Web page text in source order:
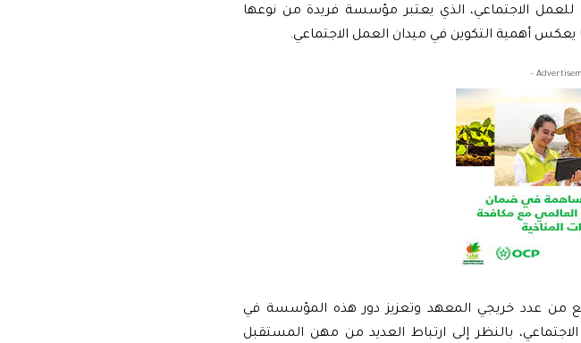
الاجتماعي، الذي يعتبر مؤسسة فريدة من نوعها
أهمية التكوين في ميدان العمل الاجتماعي.
من عدد خريجي المعهد وتعزيز دور هذه المؤسسة في
بالنظر إلى ارتباط العديد من مهن المستقبل